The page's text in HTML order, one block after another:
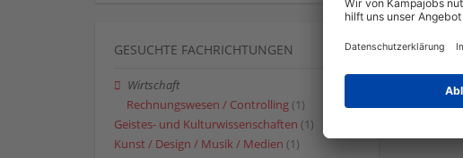
GESUCHTE FACHRICHTUNGEN
Wirtschaft
Rechnungswesen / Controlling (1)
Geistes- und Kulturwissenschaften (1)
Kunst / Design / Musik / Medien (1)